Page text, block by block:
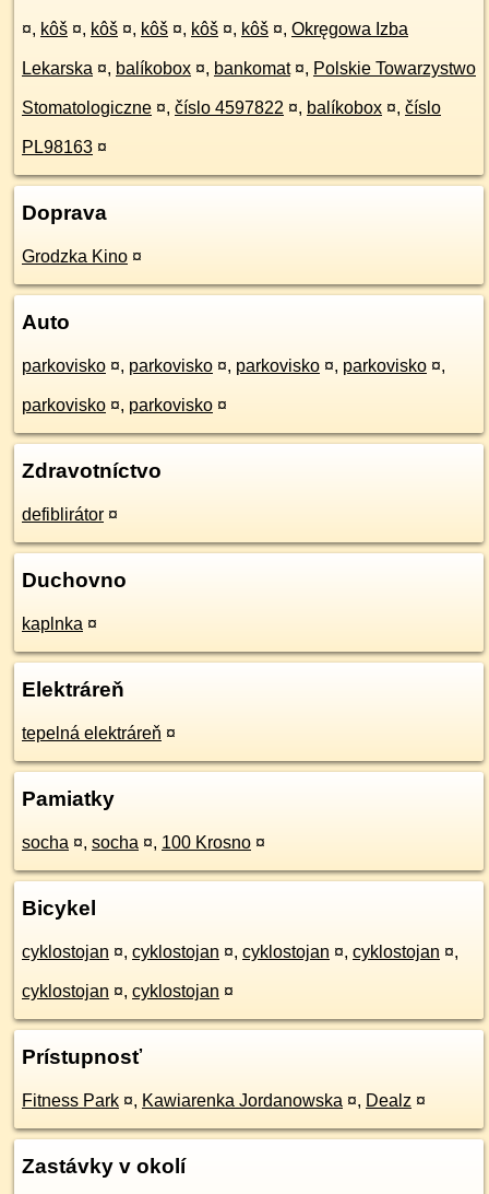
¤, kôš ¤, kôš ¤, kôš ¤, kôš ¤, kôš ¤, Okręgowa Izba
Lekarska ¤, balíkobox ¤, bankomat ¤, Polskie Towarzystwo
Stomatologiczne ¤, číslo 4597822 ¤, balíkobox ¤, číslo
PL98163 ¤
Doprava
Grodzka Kino ¤
Auto
parkovisko ¤, parkovisko ¤, parkovisko ¤, parkovisko ¤,
parkovisko ¤, parkovisko ¤
Zdravotníctvo
defiblirátor ¤
Duchovno
kaplnka ¤
Elektráreň
tepelná elektráreň ¤
Pamiatky
socha ¤, socha ¤, 100 Krosno ¤
Bicykel
cyklostojan ¤, cyklostojan ¤, cyklostojan ¤, cyklostojan ¤,
cyklostojan ¤, cyklostojan ¤
Prístupnosť
Fitness Park ¤, Kawiarenka Jordanowska ¤, Dealz ¤
Zastávky v okolí